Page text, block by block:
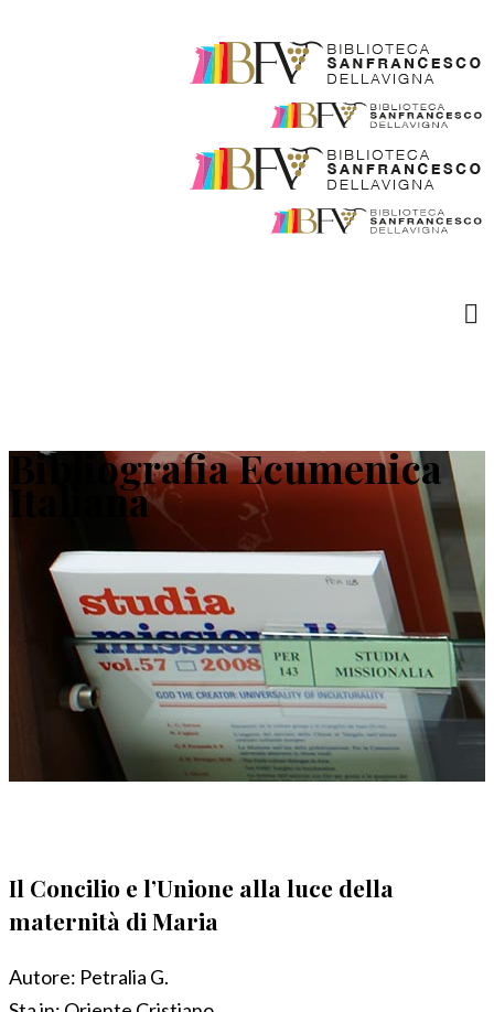
Bibliografia Ecumenica
Italiana
Il Concilio e l’Unione alla luce della
maternità di Maria
Autore: Petralia G.